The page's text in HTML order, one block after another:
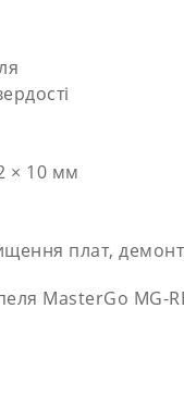
× 10 мм
плат,
MasterGo